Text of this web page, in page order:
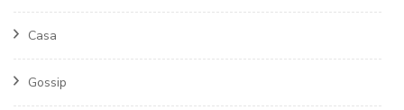
Casa
Gossip